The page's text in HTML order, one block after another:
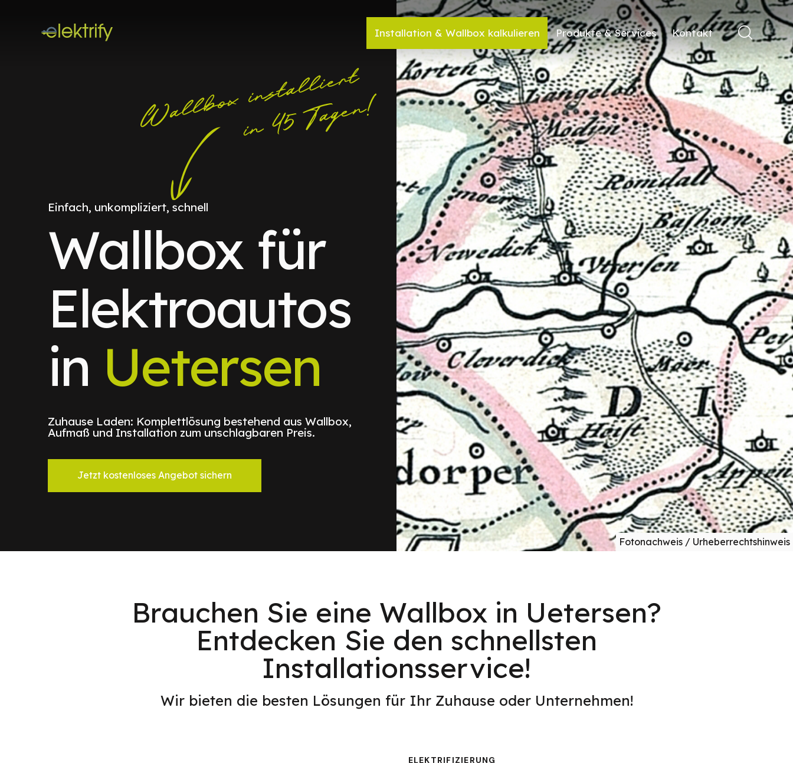
Installation & Wallbox kalkulieren Produkte & Services Kontakt
Einfach, unkompliziert, schnell
Wallbox für
Elektroautos
in Uetersen
Zuhause Laden: Komplettlösung bestehend aus Wallbox,
Aufmaß und Installation zum unschlagbaren Preis.
Jetzt kostenloses Angebot sichern
Fotonachweis / Urheberrechtshinweis
Brauchen Sie eine Wallbox in Uetersen?
Entdecken Sie den schnellsten
Installationsservice!
Wir bieten die besten Lösungen für Ihr Zuhause oder Unternehmen!
ELEKTRIFIZIERUNG